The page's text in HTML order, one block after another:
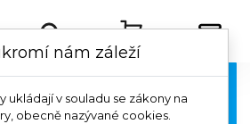

nám záleží
ukládají v souladu se zákony na
obecně nazývané cookies.